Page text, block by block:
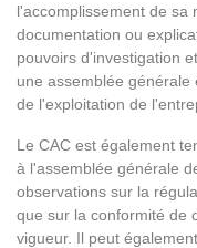
l'accomplissement de sa
documentation ou
pouvoirs d'investigation
une assemblée
de l'exploitation de
Le CAC est également
à l'assemblée générale
observations sur la
que sur la conformité de
vigueur. Il peut